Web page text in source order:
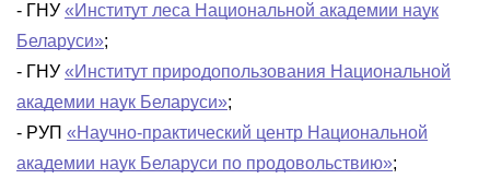
- ГНУ «Институт леса Национальной академии наук
Беларуси»;
- ГНУ «Институт природопользования Национальной
академии наук Беларуси»;
- РУП «Научно-практический центр Национальной
академии наук Беларуси по продовольствию»;